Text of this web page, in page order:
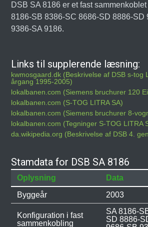
DSB SA 8186 er et fast
8186-SB 8386-SC 8686-SD 8886-SD
9386-SA 9186.
Links til supplerende læsning:
kwmosgaard.dk (Beskrivelse af DSB s-tog
årgang 1995-2005)
lokalbanen.com (Siemens bruchurer 120
lokalbanen.com (S-TOG LITRA SA)
lokalbanen.com (Siemens bruchurer 8-
lokalbanen.com (Tegninger S-TOG LITRA
da.wikipedia.org (Beskrivelse af DSB 4.
Stamdata for DSB SA 8186
Oplysning
Data
Byggeår
2003
Konfiguration i fast
sammenkobling
SA 8186-
SD 8886-